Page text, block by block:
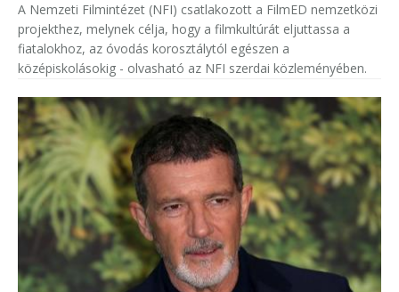
A Nemzeti Filmintézet (NFI) csatlakozott a FilmED nemzetközi
projekthez, melynek célja, hogy a filmkultúrát eljuttassa a
fiatalokhoz, az óvodás korosztálytól egészen a
középiskolásokig - olvasható az NFI szerdai közleményében.